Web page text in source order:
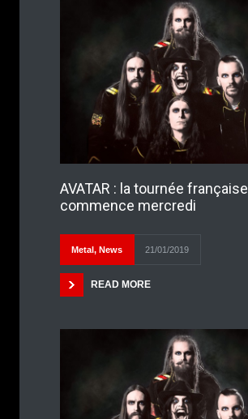
AVATAR : la tournée française
commence mercredi
Metal, News 21/01/2019
READ MORE